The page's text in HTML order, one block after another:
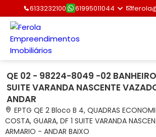
6133232100 61995011044
QE 02 - 98224-8049 -02
SUITE VARANDA NASCENTE
ANDAR
EPTG QE 2 Bloco B 4, QUADRAS
COSTA, GUARA, DF 1 SUITE VARANDA
ARMARIO - ANDAR BAIXO